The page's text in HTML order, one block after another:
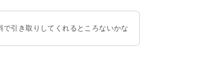
引き取りしてくれるところないかな